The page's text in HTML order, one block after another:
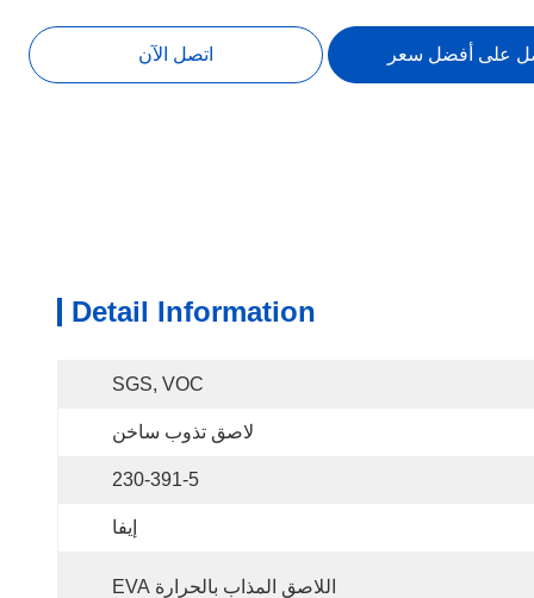
على أفضل سعر اتصل الآن
Detail Information
SGS, VOC
لاصق تذوب ساخن
230-391-5
إيفا
اللاصق المذاب بالحرارة EVA